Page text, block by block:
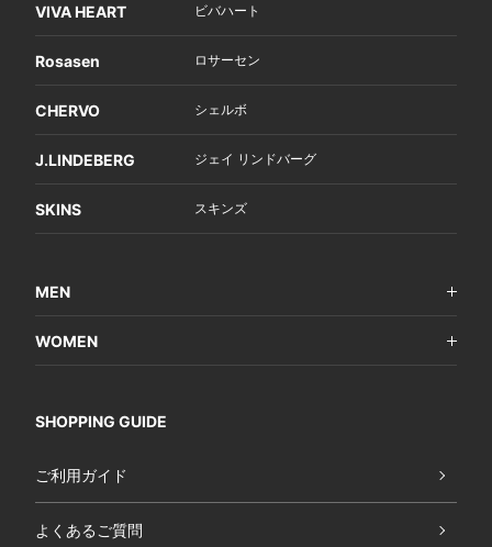
VIVA HEART ビバハート
Rosasen ロサーセン
CHERVO シェルボ
J.LINDEBERG ジェイ リンドバーグ
SKINS スキンズ
MEN
WOMEN
SHOPPING GUIDE
ご利用ガイド
よくあるご質問